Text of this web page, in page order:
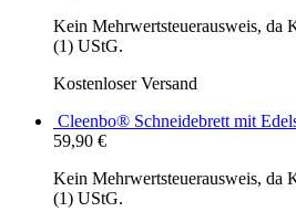
Kein Mehrwertsteuerausweis, da
(1) UStG.
Kostenloser Versand
Cleenbo® Schneidebrett mit
59,90 €
Kein Mehrwertsteuerausweis, da
(1) UStG.